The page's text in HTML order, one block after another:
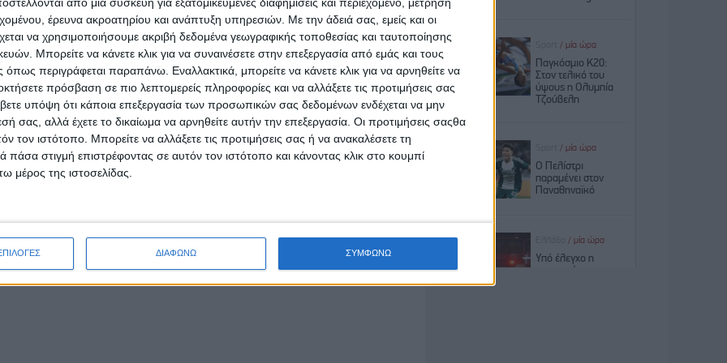
έρευνα ακροατηρίου και ανάπτυξη υπηρεσιών. Με την άδειά σας, εμείς και οι
να χρησιμοποιήσουμε ακριβή δεδομένα γεωγραφικής τοποθεσίας και ταυτοποίησης
Μπορείτε να κάνετε κλικ για να συναινέσετε στην επεξεργασία από εμάς και τους
περιγράφεται παραπάνω. Εναλλακτικά, μπορείτε να κάνετε κλικ για να αρνηθείτε να
πρόσβαση σε πιο λεπτομερείς πληροφορίες και να αλλάξετε τις προτιμήσεις σας
υπόψη ότι κάποια επεξεργασία των προσωπικών σας δεδομένων ενδέχεται να μην
σας, αλλά έχετε το δικαίωμα να αρνηθείτε αυτήν την επεξεργασία. Οι προτιμήσεις σαςθα
τον ιστότοπο. Μπορείτε να αλλάξετε τις προτιμήσεις σας ή να ανακαλέσετε τη
στιγμή επιστρέφοντας σε αυτόν τον ιστότοπο και κάνοντας κλικ στο κουμπί
μέρος της ιστοσελίδας.
ΔΙΑΦΩΝΩ ΣΥΜΦΩΝΩ
το τρέξιμο κάτω από τον ήλιο, και να φορούν καπέλο με γυαλιά ηλίου, αλλά
να αερίζεται και να διευκολύνει την εξάτμιση του ιδρώτα, αποφεύγοντας
περιορίζοντας τα λιπαρά και την ποσότητα του φαγητού.
τα οινοπνευματώδη.
καθώς και τους ηλικιωμένους και τους πάσχοντες από χρόνια νοσήματα
έχει ενημερώσει τις αρμόδιες υπηρεσιακά εμπλεκόμενες κρατικές
χώρας, ώστε να βρίσκονται σε αυξημένη ετοιμότητα πολιτικής προστασίας,
την επικράτηση των υψηλών θερμοκρασιών.